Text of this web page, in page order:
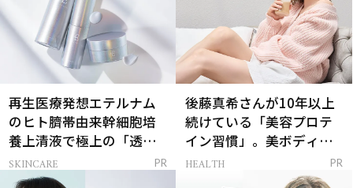
再生医療発想エテルナム
のヒト臍帯由来幹細胞培
養上清液で極上の「透明
感ハリ肌」へ
SKINCARE PR
後藤真希さんが10年以上
続けている「美容プロテ
イン習慣」。美ボディを
支える朝ルーティンと
HEALTH PR